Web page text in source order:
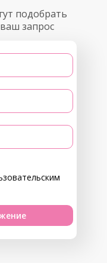
подобрать
запрос